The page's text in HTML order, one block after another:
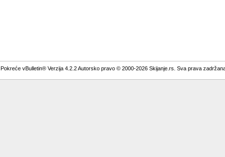
Pokreće vBulletin® Verzija 4.2.2 Autorsko pravo © 2000-2026 Skijanje.rs. Sva prava